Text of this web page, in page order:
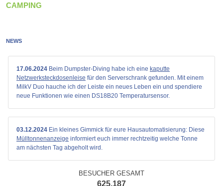
CAMPING
NEWS
17.06.2024 Beim Dumpster-Diving habe ich eine kaputte
Netzwerksteckdosenleise für den Serverschrank gefunden. Mit einem
MilkV Duo hauche ich der Leiste ein neues Leben ein und spendiere
neue Funktionen wie einen DS18B20 Temperatursensor.
03.12.2024 Ein kleines Gimmick für eure Hausautomatisierung: Diese
Mülltonnenanzeige informiert euch immer rechtzeitig welche Tonne
am nächsten Tag abgeholt wird.
BESUCHER GESAMT
625.187